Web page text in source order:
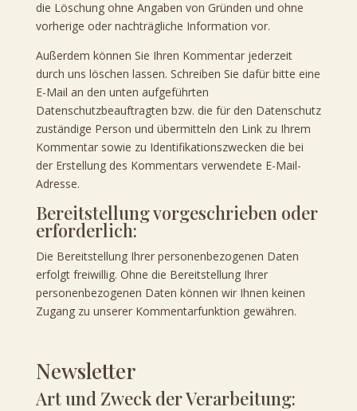
die Löschung ohne Angaben von Gründen und ohne
vorherige oder nachträgliche Information vor.
Außerdem können Sie Ihren Kommentar jederzeit
durch uns löschen lassen. Schreiben Sie dafür bitte eine
E-Mail an den unten aufgeführten
Datenschutzbeauftragten bzw. die für den Datenschutz
zuständige Person und übermitteln den Link zu Ihrem
Kommentar sowie zu Identifikationszwecken die bei
der Erstellung des Kommentars verwendete E-Mail-
Adresse.
Bereitstellung vorgeschrieben oder
erforderlich:
Die Bereitstellung Ihrer personenbezogenen Daten
erfolgt freiwillig. Ohne die Bereitstellung Ihrer
personenbezogenen Daten können wir Ihnen keinen
Zugang zu unserer Kommentarfunktion gewähren.
Newsletter
Art und Zweck der Verarbeitung: